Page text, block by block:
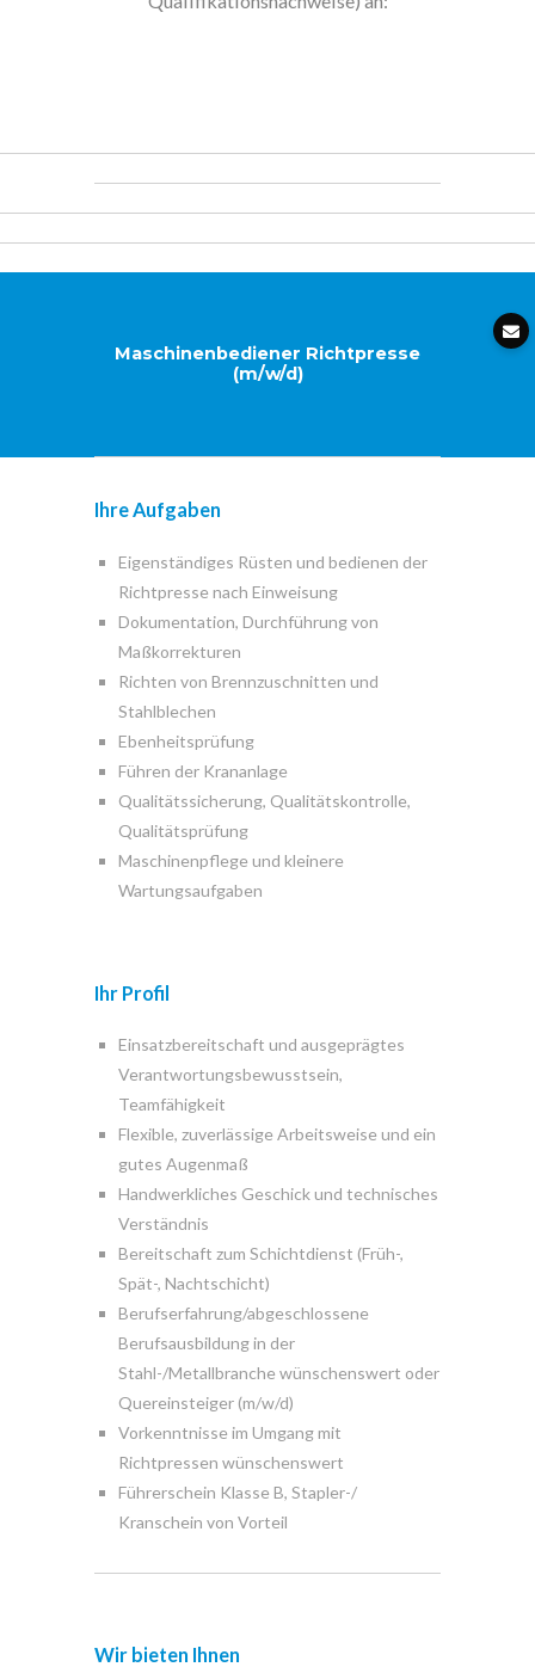
Maschinenbediener Richtpresse
(m/w/d)
Ihre Aufgaben
Eigenständiges Rüsten und bedienen der
Richtpresse nach Einweisung
Dokumentation, Durchführung von
Maßkorrekturen
Richten von Brennzuschnitten und
Stahlblechen
Ebenheitsprüfung
Führen der Krananlage
Qualitätssicherung, Qualitätskontrolle,
Qualitätsprüfung
Maschinenpflege und kleinere
Wartungsaufgaben
Ihr Profil
Einsatzbereitschaft und ausgeprägtes
Verantwortungsbewusstsein,
Teamfähigkeit
Flexible, zuverlässige Arbeitsweise und ein
gutes Augenmaß
Handwerkliches Geschick und technisches
Verständnis
Bereitschaft zum Schichtdienst (Früh-,
Spät-, Nachtschicht)
Berufserfahrung/abgeschlossene
Berufsausbildung in der
Stahl-/Metallbranche wünschenswert oder
Quereinsteiger (m/w/d)
Vorkenntnisse im Umgang mit
Richtpressen wünschenswert
Führerschein Klasse B, Stapler-/
Kranschein von Vorteil
Wir bieten Ihnen